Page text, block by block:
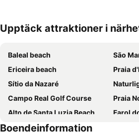
Förstora kartan
Upptäck attraktioner i
Baleal beach
São
Ericeira beach
Praia
Sítio da Nazaré
Campo Real Golf Course
Praia
Alto de Santa Luzia Beach
Farol
Óbidos lagoon
Boendeinformation